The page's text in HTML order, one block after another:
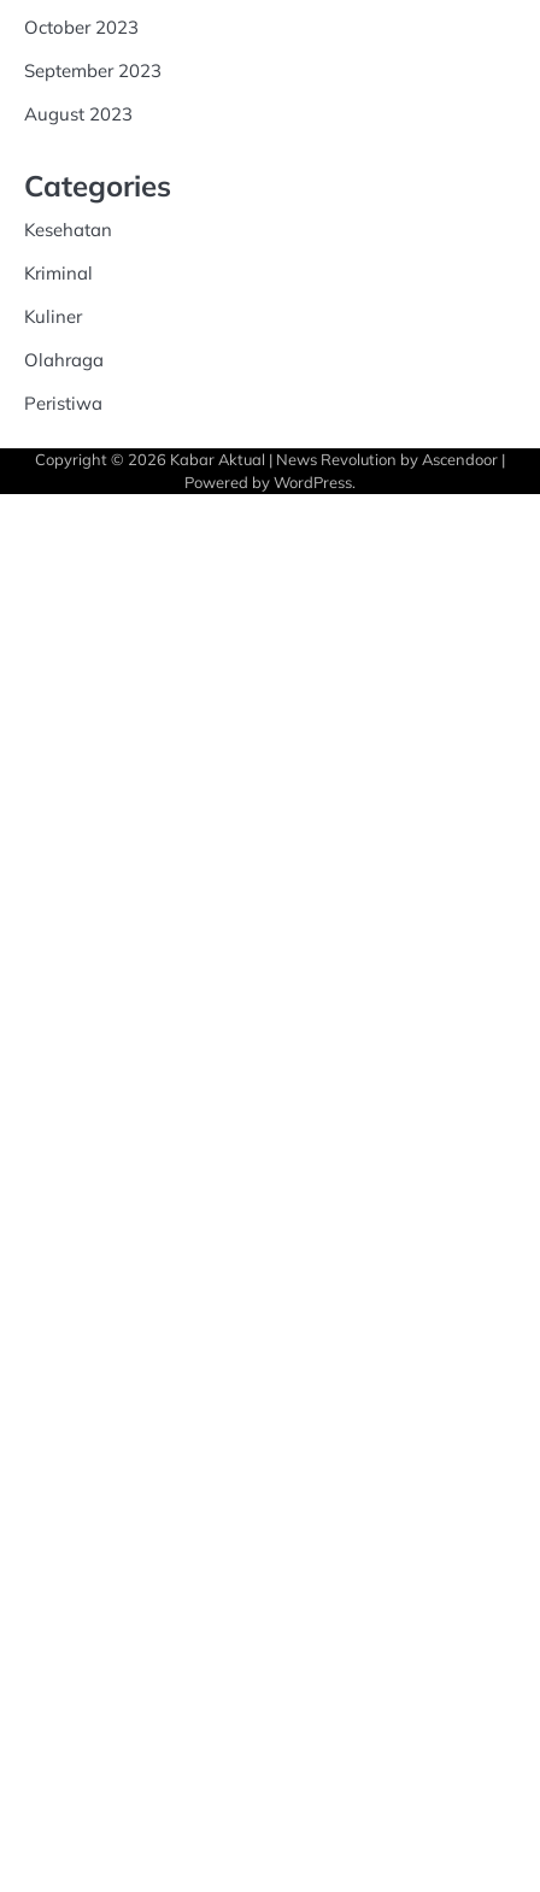
October 2023
September 2023
August 2023
Categories
Kesehatan
Kriminal
Kuliner
Olahraga
Peristiwa
Copyright © 2026 Kabar Aktual | News Revolution by Ascendoor |
Powered byWordPress.